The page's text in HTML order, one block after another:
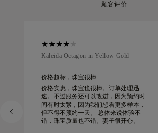
顾客评价
Kaleida Octagon in Yellow Gold
价格超标，珠宝很棒
价格实惠，珠宝也很棒。订单处理迅
速。不过服务还可以改进，因为预约时
间有时太紧，因为我们想看更多样本，
但不得不预约一天。 总体来说体验不
错，珠宝质量也不错。妻子很开心。